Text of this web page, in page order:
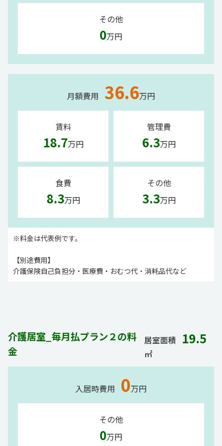
その他
0万円
月額費用 36.6万円
賃料
18.7万円
管理費
6.3万円
食費
8.3万円
その他
3.3万円
※料金は代表例です。
【別途費用】
介護保険自己負担分・医療費・おむつ代・消耗品代など
介護居室_毎月払プラン２の料
金
居室面積 19.5
㎡
入居時費用 0万円
その他
0万円